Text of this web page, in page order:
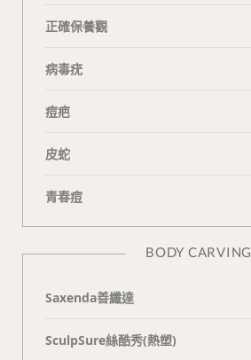
正確保養觀
病毒疣
痘疤
皮蛇
青春痘
BODY CARVING
Saxenda善纖達
SculpSure絲酷秀(熱塑)